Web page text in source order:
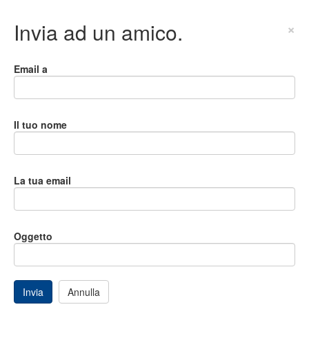
Invia ad un amico. ×
Email a
Il tuo nome
La tua email
Oggetto
Invia Annulla